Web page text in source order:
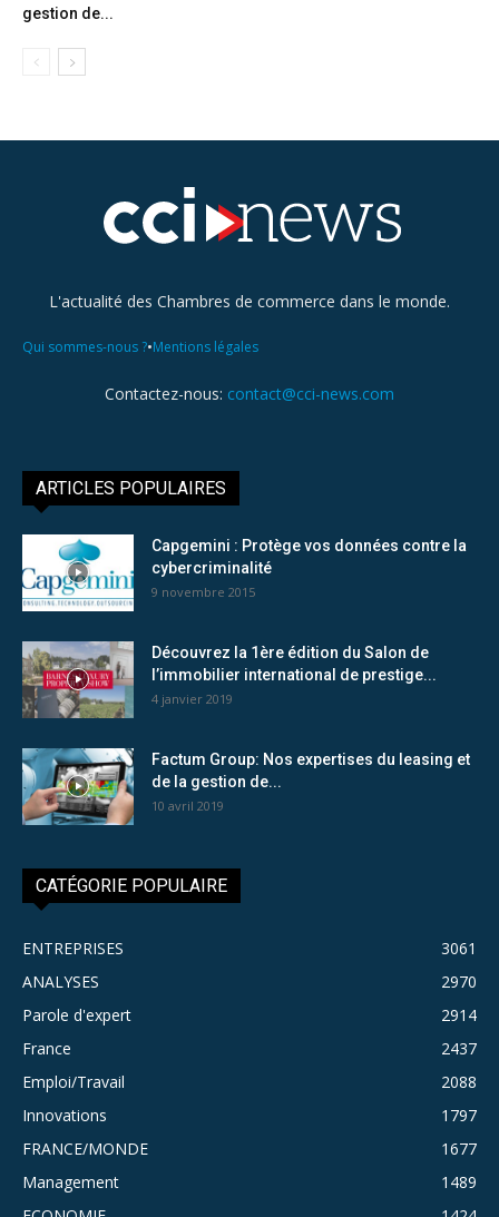
gestion de...
L'actualité des Chambres de commerce dans le monde.
Qui sommes-nous ?•Mentions légales
Contactez-nous: contact@cci-news.com
ARTICLES POPULAIRES
Capgemini : Protège vos données contre la
cybercriminalité
9 novembre 2015
Découvrez la 1ère édition du Salon de
l’immobilier international de prestige...
4 janvier 2019
Factum Group: Nos expertises du leasing et
de la gestion de...
10 avril 2019
CATÉGORIE POPULAIRE
ENTREPRISES
3061
ANALYSES
2970
Parole d'expert
2914
France
2437
Emploi/Travail
2088
Innovations
1797
FRANCE/MONDE
1677
Management
1489